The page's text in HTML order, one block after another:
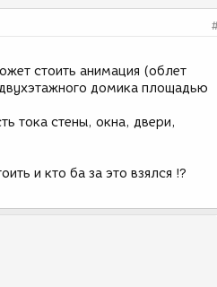
стоить анимация (облет
домика площадью
тока стены, окна, двери,
и кто ба за это взялся !?